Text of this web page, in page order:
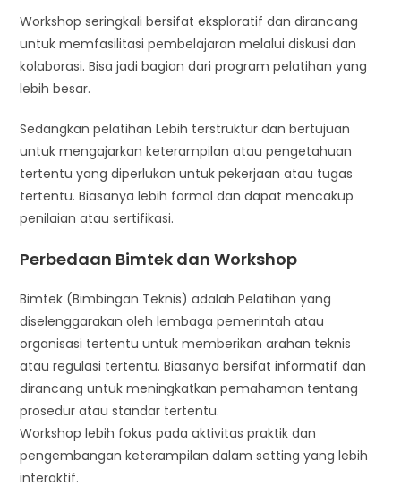
Workshop seringkali bersifat eksploratif dan dirancang
untuk memfasilitasi pembelajaran melalui diskusi dan
kolaborasi. Bisa jadi bagian dari program pelatihan yang
lebih besar.
Sedangkan pelatihan Lebih terstruktur dan bertujuan
untuk mengajarkan keterampilan atau pengetahuan
tertentu yang diperlukan untuk pekerjaan atau tugas
tertentu. Biasanya lebih formal dan dapat mencakup
penilaian atau sertifikasi.
Perbedaan Bimtek dan Workshop
Bimtek (Bimbingan Teknis) adalah Pelatihan yang
diselenggarakan oleh lembaga pemerintah atau
organisasi tertentu untuk memberikan arahan teknis
atau regulasi tertentu. Biasanya bersifat informatif dan
dirancang untuk meningkatkan pemahaman tentang
prosedur atau standar tertentu.
Workshop lebih fokus pada aktivitas praktik dan
pengembangan keterampilan dalam setting yang lebih
interaktif.